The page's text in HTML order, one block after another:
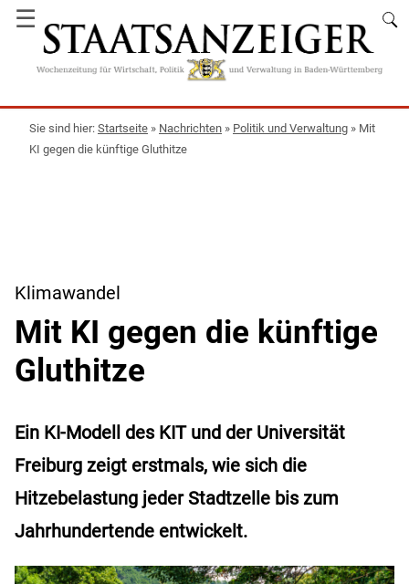
☰
Startseite » Nachrichten » Politik und Verwaltung » Mit
KI gegen die künftige Gluthitze
Klimawandel
Mit KI gegen die künftige
Gluthitze
Ein KI-Modell des KIT und der Universität
Freiburg zeigt erstmals, wie sich die
Hitzebelastung jeder Stadtzelle bis zum
Jahrhundertende entwickelt.